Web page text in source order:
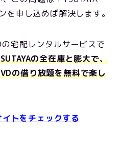
を申し込めば解決します。
の宅配レンタルサービスで
の全在庫と膨大で、
の借り放題を無料で楽し
トをチェックする